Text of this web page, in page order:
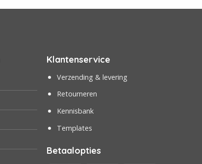
Klantenservice
Verzending & levering
Retourneren
Kennisbank
Templates
Betaalopties